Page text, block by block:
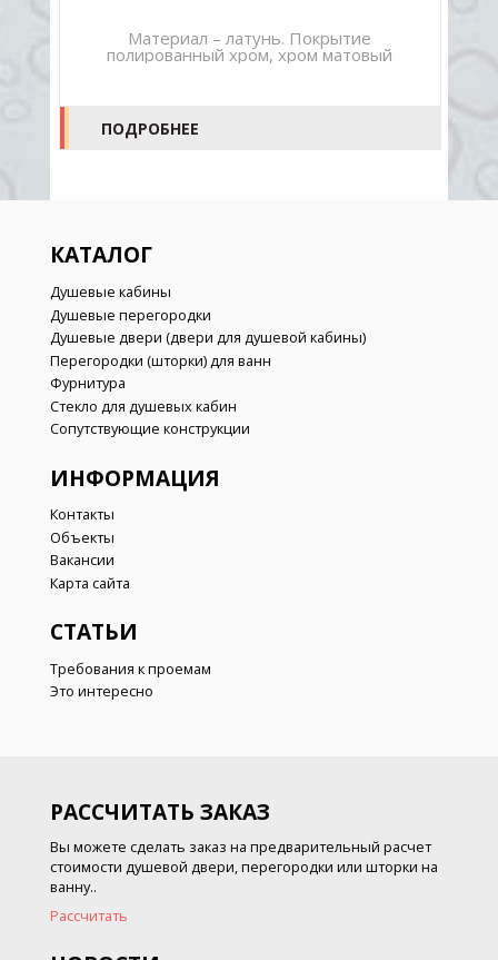
Материал – латунь. Покрытие
полированный хром, хром матовый
ПОДРОБНЕЕ
КАТАЛОГ
Душевые кабины
Душевые перегородки
Душевые двери (двери для душевой кабины)
Перегородки (шторки) для ванн
Фурнитура
Стекло для душевых кабин
Сопутствующие конструкции
ИНФОРМАЦИЯ
Контакты
Объекты
Вакансии
Карта сайта
СТАТЬИ
Требования к проемам
Это интересно
РАССЧИТАТЬ ЗАКАЗ
Вы можете сделать заказ на предварительный расчет
стоимости душевой двери, перегородки или шторки на
ванну..
Рассчитать